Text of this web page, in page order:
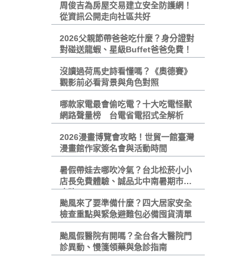
周俊吉為房屋交易建立安全防護網！
從資訊公開走向社區共好
2026父親節帶爸爸吃什麼？身分證對
對碰送龍蝦、星級Buffet爸爸免費！
沒讀過荷馬史詩看懂嗎？《奧德賽》
觀影前必看背景與角色對照
哪款家電最會偷吃電？十大吃電怪獸
網路聲量榜 台電省電招式全解析
2026漫畫博覽會攻略！世貿一館臺灣
漫畫館作家簽名會與活動時間
暑假帶娃去哪吹冷氣？台北松菸小小
店長免費體驗、誠品北中南暑期市集
攻略
颱風來了要準備什麼？四大居家安全
檢查重點與緊急避難包必備囤貨清單
颱風假醫院有開嗎？全台各大醫院門
診異動、慢箋領藥與急診指南